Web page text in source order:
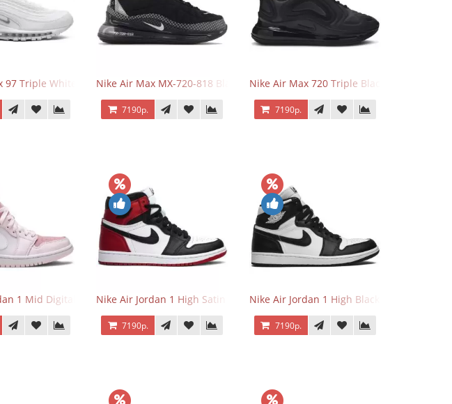
Triple White Nike Air Max MX-720-818 Black
7190р.
Nike Air Max 720 Triple Black
7190р.
1 Mid Digital PinkNike Air Jordan 1 High Satin Black Toe
7190р.
Nike Air Jordan 1 High Black White
7190р.